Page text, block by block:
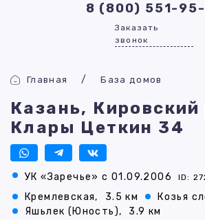
8 (800) 551-95-
Заказать
звонок
Главная База домов
Казань, Кировский
Клары Цеткин 34
УК «Заречье» с 01.09.2006 ID:
Кремлевская, 3.5 км Козья
Яшьлек (Юность),
3.9 км